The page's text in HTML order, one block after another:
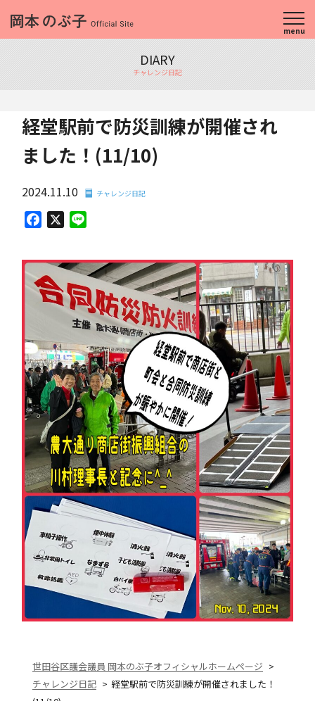
menu
DIARY
チャレンジ日記
経堂駅前で防災訓練が開催され
ました！(11/10)
2024.11.10 チャレンジ日記
Facebook
世田谷区議会議員 岡本のぶ子オフィシャルホームページ
チャレンジ日記
経堂駅前で防災訓練が開催されました！